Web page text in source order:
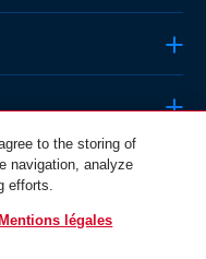
to the storing of
navigation, analyze
efforts.
Mentions légales